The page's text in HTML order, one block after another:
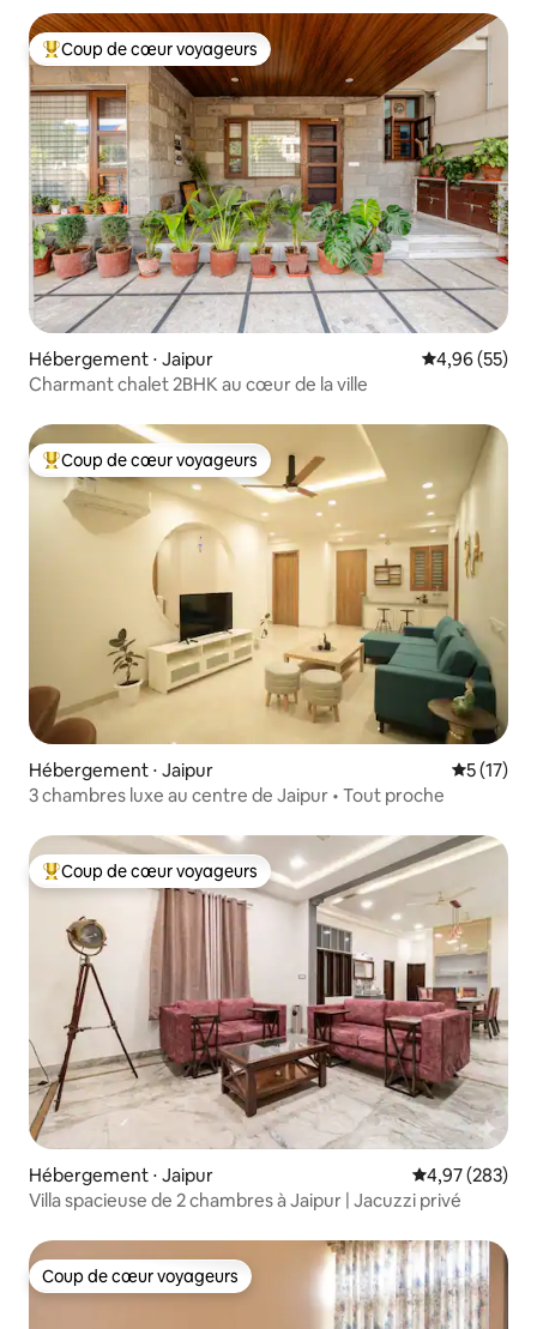
Coups de cœur voyageurs les plus appréciés
Coup de cœur voyageurs
Hébergement ⋅ Jaipur Évaluation
4,96 (55)
Charmant chalet 2BHK au cœur de la ville
Coups de cœur voyageurs les plus appréciés
Coup de cœur voyageurs
Hébergement ⋅ Jaipur
5 (17)
3 chambres luxe au centre de Jaipur • Tout proche
Coups de cœur voyageurs les plus appréciés
Coup de cœur voyageurs
Hébergement ⋅ Jaipur Évaluation
4,97 (283)
Villa spacieuse de 2 chambres à Jaipur | Jacuzzi privé
Coup de cœur voyageurs
Coup de cœur voyageurs